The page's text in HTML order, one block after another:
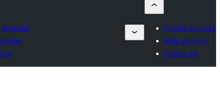
wtyczkę
się
Prześlij wtyczkę
Moje ulubione
Zaloguj się